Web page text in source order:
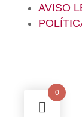
AVISO
0